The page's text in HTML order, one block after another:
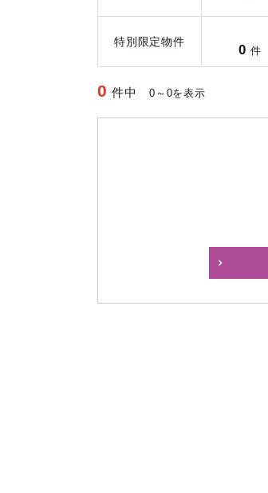
特別限定物件
0 件
0 件中 0～0を表示